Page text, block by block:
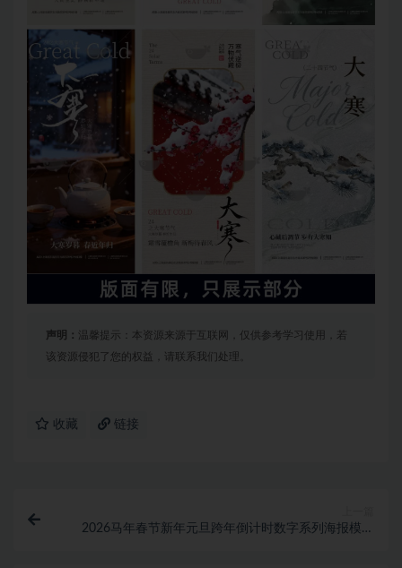
声明： 温馨提示：本资源来源于互联网，仅供参考学习使用，若
该资源侵犯了您的权益，请联系我们处理。
收藏 链接
2026马年春节新年元旦跨年倒计时数字系列海报模板